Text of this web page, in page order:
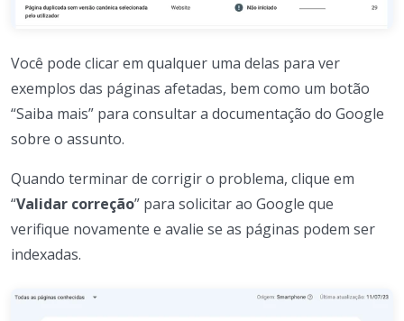
Você pode clicar em qualquer uma delas para ver
exemplos das páginas afetadas, bem como um botão
“Saiba mais” para consultar a documentação do Google
sobre o assunto.
Quando terminar de corrigir o problema, clique em
“Validar correção” para solicitar ao Google que
verifique novamente e avalie se as páginas podem ser
indexadas.